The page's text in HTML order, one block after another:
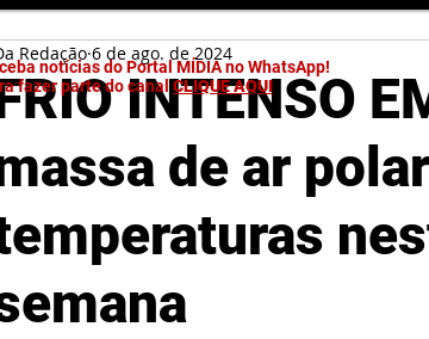
INTENSO
de ar
Redação 6 de ago. de 2024
notícias do Portal MÍDIA no WhatsApp!
fazer parte do canal CLIQUE AQUI